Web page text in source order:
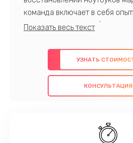
команда включает в себя
профессионалов с обширными
предлагаем быстрый и
использованием
также гарантируем качество
проведенных работ. Наша
наилучшим образом. Не
УЗНАТЬ
КОНСУЛЬТАЦИЯ